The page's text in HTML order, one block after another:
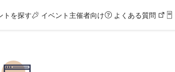
トを探す イベント主催者向け よくある質問